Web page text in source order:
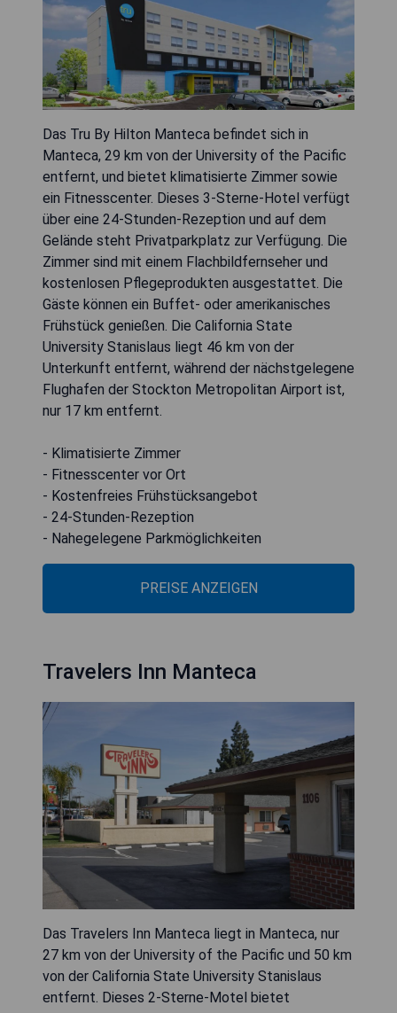
Das Tru By Hilton Manteca befindet sich in
Manteca, 29 km von der University of the Pacific
entfernt, und bietet klimatisierte Zimmer sowie
ein Fitnesscenter. Dieses 3-Sterne-Hotel verfügt
über eine 24-Stunden-Rezeption und auf dem
Gelände steht Privatparkplatz zur Verfügung. Die
Zimmer sind mit einem Flachbildfernseher und
kostenlosen Pflegeprodukten ausgestattet. Die
Gäste können ein Buffet- oder amerikanisches
Frühstück genießen. Die California State
University Stanislaus liegt 46 km von der
Unterkunft entfernt, während der nächstgelegene
Flughafen der Stockton Metropolitan Airport ist,
nur 17 km entfernt.
- Klimatisierte Zimmer
- Fitnesscenter vor Ort
- Kostenfreies Frühstücksangebot
- 24-Stunden-Rezeption
- Nahegelegene Parkmöglichkeiten
PREISE ANZEIGEN
Travelers Inn Manteca
Das Travelers Inn Manteca liegt in Manteca, nur
27 km von der University of the Pacific und 50 km
von der California State University Stanislaus
entfernt. Dieses 2-Sterne-Motel bietet